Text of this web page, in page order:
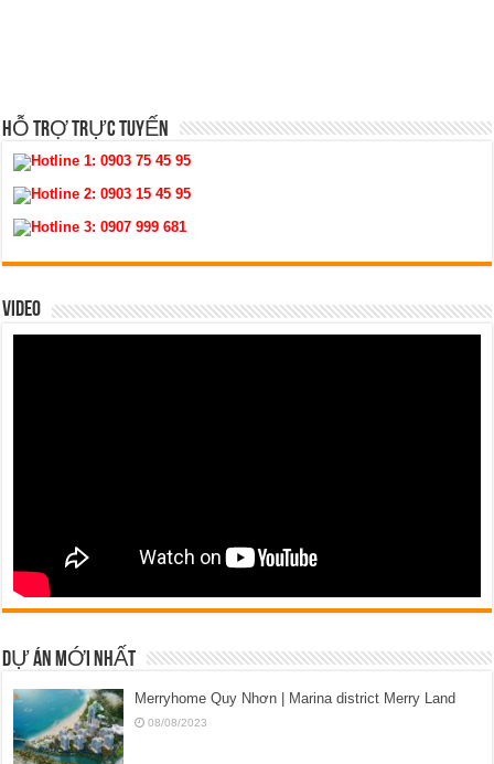
HỖ TRỢ TRỰC TUYẾN
Hotline 1:0903 75 45 95
Hotline 2:0903 15 45 95
Hotline 3:0907 999 681
VIDEO
DỰ ÁN MỚI NHẤT
Merryhome Quy Nhơn | Marina district Merry Land
08/08/2023